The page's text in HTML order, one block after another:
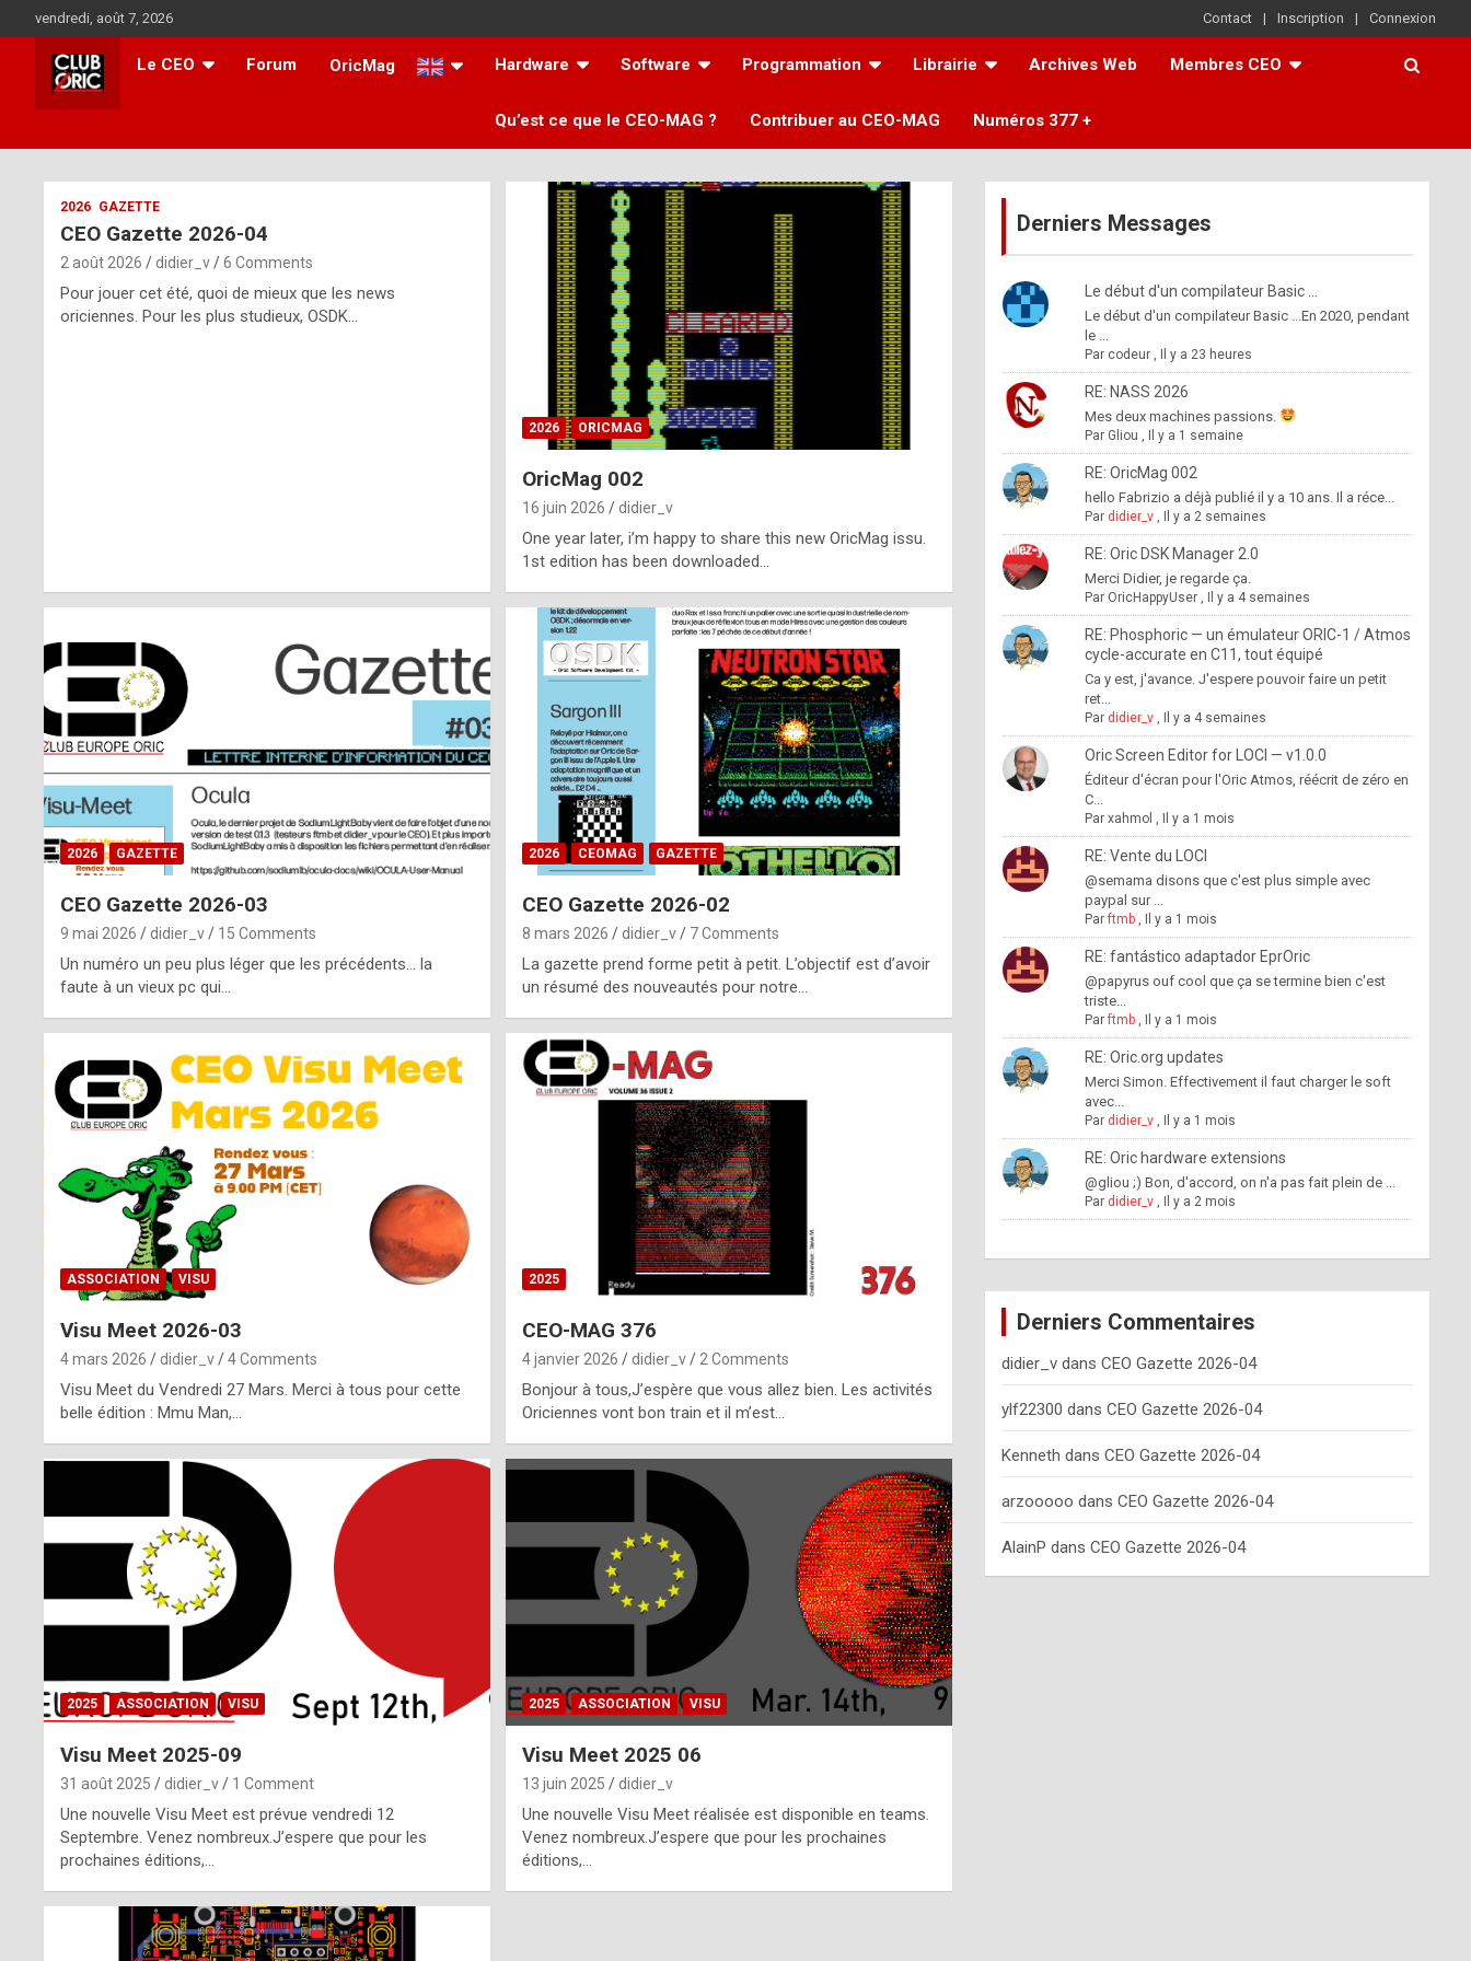
to
content
vendredi, août 7, 2026 Contact Inscription Connexion
Le CEO Forum OricMag Hardware Software Programmation Librairie Archives Web Membres CEO
Qu’est ce que le CEO-MAG ? Contribuer au CEO-MAG Numéros 377 +
ff
m
2026 GAZETTE
CEO Gazette 2026-04
2 août 2026 didier_v 6 Comments
Pour jouer cet été, quoi de mieux que les news
oriciennes. Pour les plus studieux, OSDK…
2026 ORICMAG
OricMag 002
16 juin 2026 didier_v
One year later, i’m happy to share this new OricMag issu.
1st edition has been downloaded…
2026 GAZETTE
CEO Gazette 2026-03
9 mai 2026 didier_v 15 Comments
Un numéro un peu plus léger que les précédents… la
faute à un vieux pc qui…
2026 CEOMAG GAZETTE
CEO Gazette 2026-02
8 mars 2026 didier_v 7 Comments
La gazette prend forme petit à petit. L’objectif est d’avoir
un résumé des nouveautés pour notre…
ASSOCIATION VISU
Visu Meet 2026-03
4 mars 2026 didier_v 4 Comments
Visu Meet du Vendredi 27 Mars. Merci à tous pour cette
belle édition : Mmu Man,…
2025
CEO-MAG 376
4 janvier 2026 didier_v 2 Comments
Bonjour à tous,J’espère que vous allez bien. Les activités
Oriciennes vont bon train et il m’est…
2025 ASSOCIATION VISU
Visu Meet 2025-09
31 août 2025 didier_v 1 Comment
Une nouvelle Visu Meet est prévue vendredi 12
Septembre. Venez nombreux.J’espere que pour les
prochaines éditions,…
2025 ASSOCIATION VISU
Visu Meet 2025 06
13 juin 2025 didier_v
Une nouvelle Visu Meet réalisée est disponible en teams.
Venez nombreux.J’espere que pour les prochaines
éditions,…
Derniers Messages
Le début d'un compilateur Basic ...
Le début d'un compilateur Basic ...En 2020, pendant
le ...
Par codeur, Il y a 23 heures
RE: NASS 2026
Mes deux machines passions.
Par Gliou , Il y a 1 semaine
RE: OricMag 002
hello Fabrizio a déjà publié il y a 10 ans. Il a réce...
Par didier_v, Il y a 2 semaines
RE: Oric DSK Manager 2.0
Merci Didier, je regarde ça.
Par OricHappyUser, Il y a 4 semaines
RE: Phosphoric — un émulateur ORIC-1 / Atmos
cycle-accurate en C11, tout équipé
Ca y est, j'avance. J'espere pouvoir faire un petit
ret...
Par didier_v, Il y a 4 semaines
Oric Screen Editor for LOCI — v1.0.0
Éditeur d'écran pour l'Oric Atmos, réécrit de zéro en
C...
Par xahmol , Il y a 1 mois
RE: Vente du LOCI
@semama disons que c'est plus simple avec
paypal sur ...
Parftmb, Il y a 1 mois
RE: fantástico adaptador EprOric
@papyrus ouf cool que ça se termine bien c'est
triste...
Parftmb, Il y a 1 mois
RE: Oric.org updates
Merci Simon. Effectivement il faut charger le soft
avec...
Par didier_v, Il y a 1 mois
RE: Oric hardware extensions
@gliou ;) Bon, d'accord, on n'a pas fait plein de ...
Par didier_v, Il y a 2 mois
Derniers Commentaires
didier_vdans CEO Gazette 2026-04
ylf22300 dans CEO Gazette 2026-04
Kenneth dans CEO Gazette 2026-04
arzooooo dans CEO Gazette 2026-04
AlainP dans CEO Gazette 2026-04